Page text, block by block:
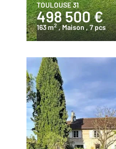
TOULOUSE 31
498 500 €
163 m2 , Maison, 7 pcs